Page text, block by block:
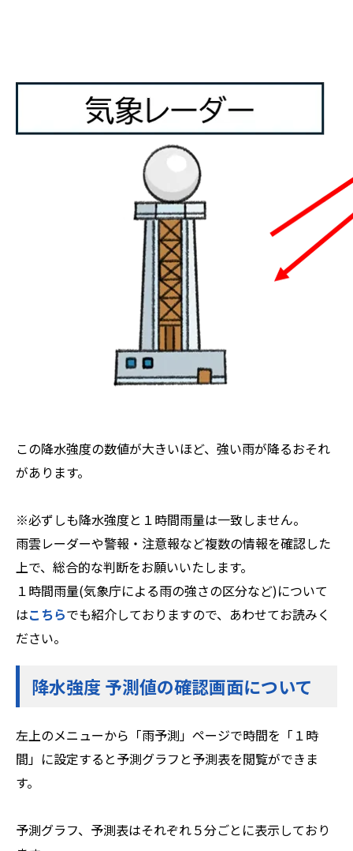
この降水強度の数値が大きいほど、強い雨が降るおそれ
があります。
※必ずしも降水強度と１時間雨量は一致しません。
雨雲レーダーや警報・注意報など複数の情報を確認した
上で、総合的な判断をお願いいたします。
１時間雨量(気象庁による雨の強さの区分など)について
はこちらでも紹介しておりますので、あわせてお読みく
ださい。
降水強度 予測値の確認画面について
左上のメニューから「雨予測」ページで時間を「１時
間」に設定すると予測グラフと予測表を閲覧ができま
す。
予測グラフ、予測表はそれぞれ５分ごとに表示しており